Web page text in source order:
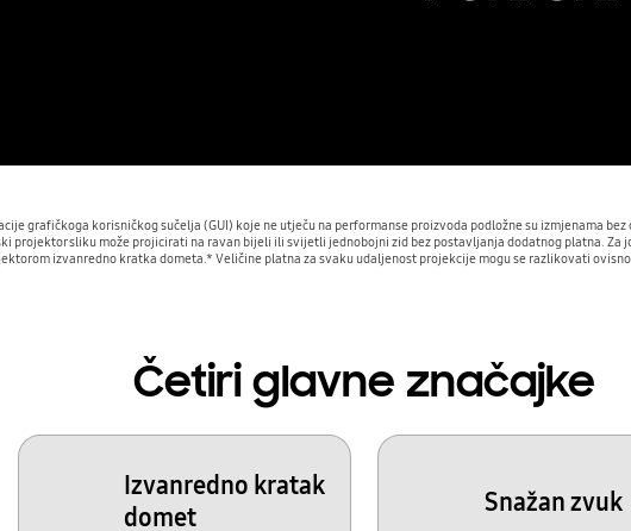
grafičkoga korisničkog sučelja (GUI) koje ne utječu na performanse proizvoda podložne su izmjenama
projektor sliku može projicirati na ravan bijeli ili svijetli jednobojni zid bez postavljanja dodatnog platna. Za
izvanredno kratka dometa.* Veličine platna za svaku udaljenost projekcije mogu se razlikovati
Četiri glavne značajke
Izvanredno kratak
domet
Snažan zvuk